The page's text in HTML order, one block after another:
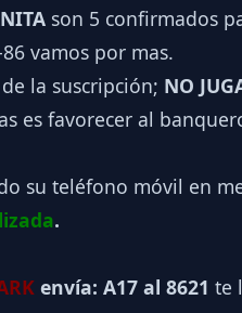
son 5 confirmados
vamos por mas.
la suscripción; NO
es favorecer al
su teléfono móvil en
.
envía: A17 al 8621 te